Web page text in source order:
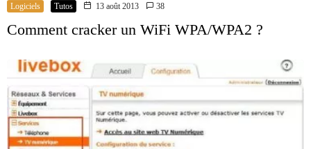
Logiciels Tutos 13 août 2013 38
Comment cracker un WiFi WPA/WPA2 ?